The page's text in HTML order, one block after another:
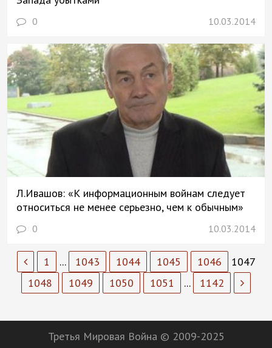
0 10.03.2014
Л.Ивашов: «К информационным войнам следует
относиться не менее серьезно, чем к обычным»
0 10.03.2014
1 ... 1043 1044 1045 1046
1047
1048
1049 1050 1051 ... 1142
Третья Мировая Война © 2009-2025